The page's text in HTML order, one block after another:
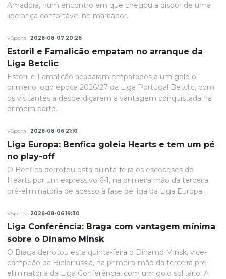
Amadora, num encontro em que chegou a dispor de uma
liderança confortável no marcador.
VSports 2026-08-07 20:26
Estoril e Famalicão empatam no arranque da
Liga Betclic
Estoril e Famalicão acabaram empatados a um golo o
primeiro jogo época 2026/27 da Liga Portugal Betclic, com
os visitantes a desperdiçarem a vantagem conquistada na
primeira parte.
VSports 2026-08-06 21:10
Liga Europa: Benfica goleia Hearts e tem um pé
no play-off
O Benfica derrotou esta quinta-feira os escoceses do
Hearts por um expressivo 6-1, na primeira mão da terceira
pré-eliminatória de acesso à fase de liga da Liga Europa.
VSports 2026-08-06 19:30
Liga Conferência: Braga com vantagem mínima
sobre o Dínamo Minsk
O Braga derrotou esta quinta-feira o Dínamo Minsk, vice-
campeão da Bielorrússia, na primeira-mão da terceira pré-
eliminatória da Liga Conferência, com um golo solitário. A